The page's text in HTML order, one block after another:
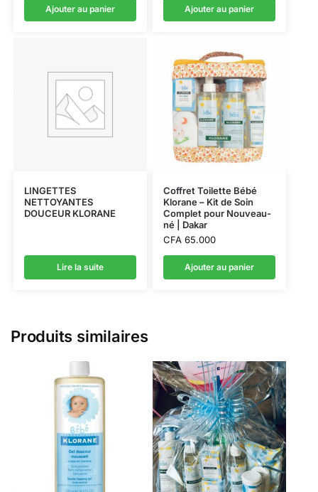
Ajouter au panier Ajouter au panier
LINGETTES
NETTOYANTES
DOUCEUR KLORANE
Lire la suite
Coffret Toilette Bébé
Klorane – Kit de Soin
Complet pour Nouveau-
né | Dakar
CFA65.000
Ajouter au panier
Produits similaires